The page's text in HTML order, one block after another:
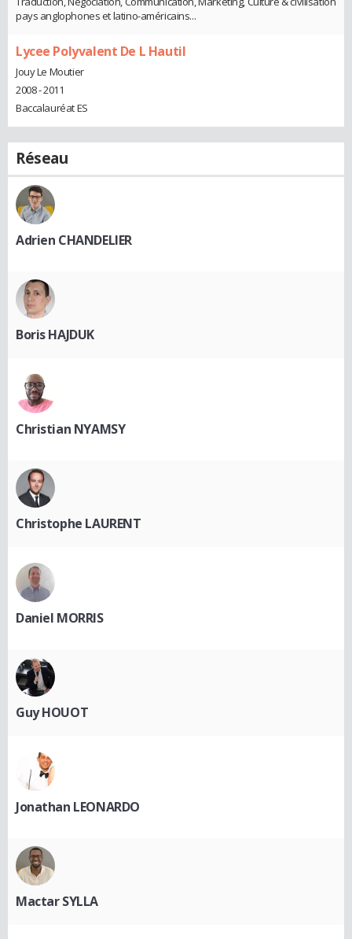
pays anglophones et latino-américains...
Lycee Polyvalent De L Hautil
Jouy Le Moutier
2008 - 2011
Baccalauréat ES
Réseau
Adrien CHANDELIER
Boris HAJDUK
Christian NYAMSY
Christophe LAURENT
Daniel MORRIS
Guy HOUOT
Jonathan LEONARDO
Mactar SYLLA